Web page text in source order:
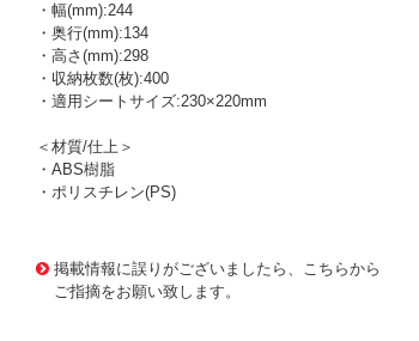
・幅(mm):244
・奥行(mm):134
・高さ(mm):298
・収納枚数(枚):400
・適用シートサイズ:230×220mm
＜材質/仕上＞
・ABS樹脂
・ポリスチレン(PS)
掲載情報に誤りがございましたら、こちらから
ご指摘をお願い致します。